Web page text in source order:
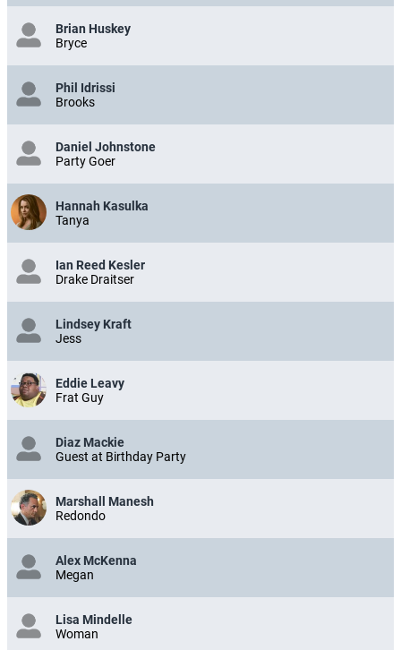
Brian Huskey
Bryce
Phil Idrissi
Brooks
Daniel Johnstone
Party Goer
Hannah Kasulka
Tanya
Ian Reed Kesler
Drake Draitser
Lindsey Kraft
Jess
Eddie Leavy
Frat Guy
Diaz Mackie
Guest at Birthday Party
Marshall Manesh
Redondo
Alex McKenna
Megan
Lisa Mindelle
Woman